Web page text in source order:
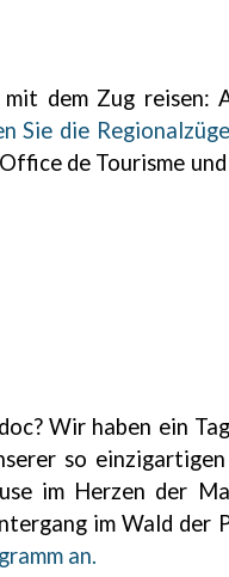
dem Zug reisen:
Sie die Regionalzüge
de Tourisme
Wir haben ein
so
im Herzen der
im Wald der
an.